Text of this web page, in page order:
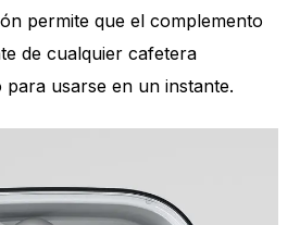
permite que el complemento
de cualquier cafetera
para usarse en un instante.